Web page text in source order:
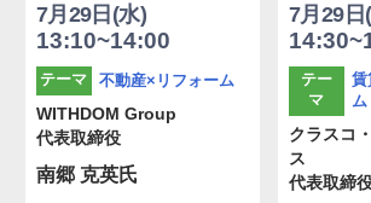
7月29日(水)
13:10~14:00
テーマ
不動産×リフォーム
WITHDOM Group
代表取締役
南郷 克英氏
7月29日
テー
マ
賃
ム
クラスコ
ス
代表取締